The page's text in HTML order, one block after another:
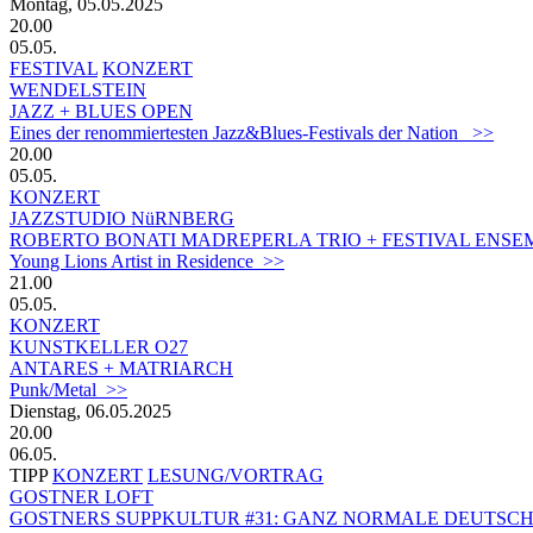
20.00
05.05.
FESTIVAL KONZERT
WENDELSTEIN
JAZZ + BLUES OPEN
Eines der renommiertesten Jazz&Blues-Festivals der Nation >>
20.00
05.05.
KONZERT
JAZZSTUDIO NüRNBERG
ROBERTO BONATI MADREPERLA TRIO + FESTIVAL
Young Lions Artist in Residence >>
21.00
05.05.
KONZERT
KUNSTKELLER O27
ANTARES + MATRIARCH
Punk/Metal >>
Dienstag, 06.05.2025
20.00
06.05.
TIPP KONZERT LESUNG/VORTRAG
GOSTNER LOFT
GOSTNERS SUPPKULTUR #31: GANZ NORMALE